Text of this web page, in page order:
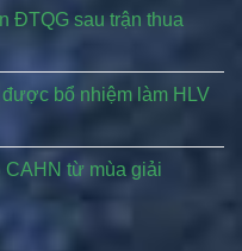
ĐTQG sau trận thua
bổ nhiệm làm HLV
CAHN từ mùa giải